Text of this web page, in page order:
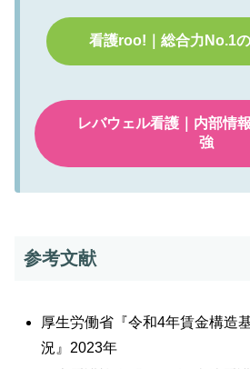
看護roo!｜総合力No.1
レバウェル看護｜内部情
強
参考文献
厚生労働省『令和4年賃金構造
況』2023年